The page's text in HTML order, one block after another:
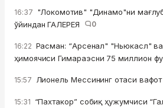
16:37 "Локомотив" "Динамо"ни
ўйиндан ГАЛЕРЕЯ
0
16:22 Расман: “Арсенал" "Ньюкасл"
ҳимоячиси Гимараэсни 75 миллион
15:57 Лионель Мессининг отаси
15:31 “Пахтакор” собиқ ҳужумчиси